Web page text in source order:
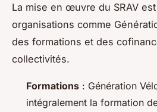
La mise en œuvre du SRAV
organisations comme
des formations et des
collectivités.
Formations : Génération
intégralement la formation